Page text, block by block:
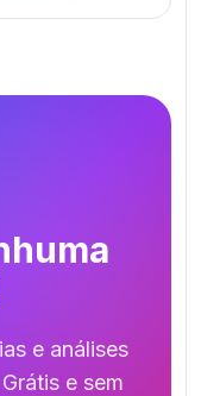
e análises
e sem